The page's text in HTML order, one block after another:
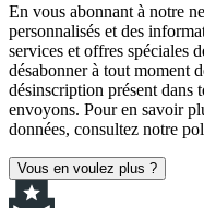
En vous abonnant à notre
personnalisés et des
services et offres spéciales
désabonner à tout moment
désinscription présent dans
envoyons. Pour en savoir
données, consultez notre
Vous en voulez plus ?